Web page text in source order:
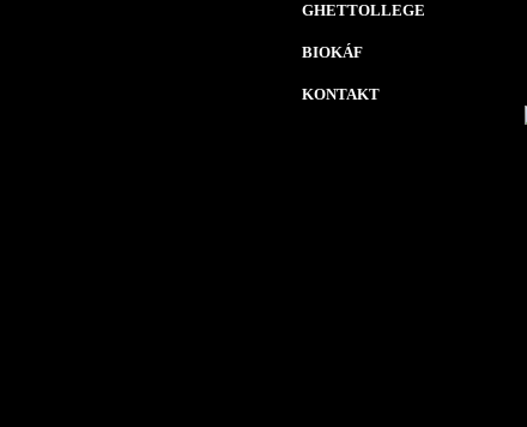
GHETTOLLEGE
BIOKÁF
KONTAKT